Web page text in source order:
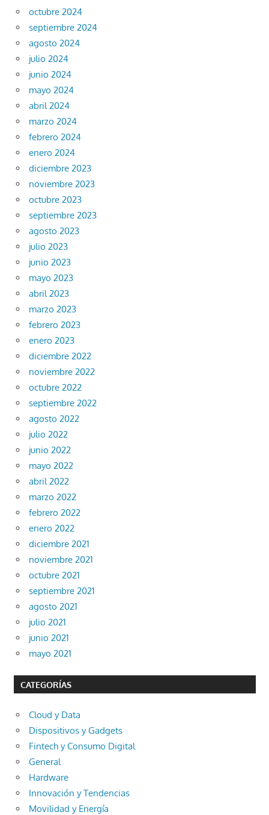
octubre 2024
septiembre 2024
agosto 2024
julio 2024
junio 2024
mayo 2024
abril 2024
marzo 2024
febrero 2024
enero 2024
diciembre 2023
noviembre 2023
octubre 2023
septiembre 2023
agosto 2023
julio 2023
junio 2023
mayo 2023
abril 2023
marzo 2023
febrero 2023
enero 2023
diciembre 2022
noviembre 2022
octubre 2022
septiembre 2022
agosto 2022
julio 2022
junio 2022
mayo 2022
abril 2022
marzo 2022
febrero 2022
enero 2022
diciembre 2021
noviembre 2021
octubre 2021
septiembre 2021
agosto 2021
julio 2021
junio 2021
mayo 2021
CATEGORÍAS
Cloud y Data
Dispositivos y Gadgets
Fintech y Consumo Digital
General
Hardware
Innovación y Tendencias
Movilidad y Energía